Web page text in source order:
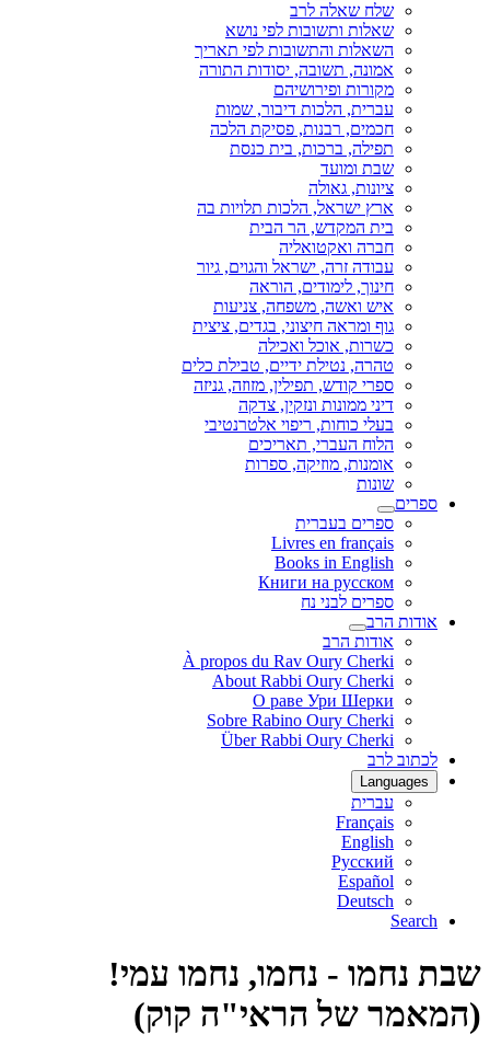
שלח שאלה לרב
שאלות ותשובות לפי נושא
השאלות והתשובות לפי תאריך
אמונה, תשובה, יסודות התורה
מקורות ופירושיהם
עברית, הלכות דיבור, שמות
חכמים, רבנות, פסיקת הלכה
תפילה, ברכות, בית כנסת
שבת ומועד
ציונות, גאולה
ארץ ישראל, הלכות תלויות בה
בית המקדש, הר הבית
חברה ואקטואליה
עבודה זרה, ישראל והגוים, גיור
חינוך, לימודים, הוראה
איש ואשה, משפחה, צניעות
גוף ומראה חיצוני, בגדים, ציצית
כשרות, אוכל ואכילה
טהרה, נטילת ידיים, טבילת כלים
ספרי קודש, תפילין, מזוזה, גניזה
דיני ממונות ונזקין, צדקה
בעלי כוחות, ריפוי אלטרנטיבי
הלוח העברי, תאריכים
אומנות, מוזיקה, ספרות
שונות
ספרים
ספרים בעברית
Livres en français
Books in English
Книги на русском
ספרים לבני נח
אודות הרב
אודות הרב
À propos du Rav Oury Cherki
About Rabbi Oury Cherki
О раве Ури Шерки
Sobre Rabino Oury Cherki
Über Rabbi Oury Cherki
לכתוב לרב
Languages
עברית
Français
English
Русский
Español
Deutsch
Search
שבת נחמו - נחמו, נחמו עמי!
(המאמר של הראי"ה קוק)